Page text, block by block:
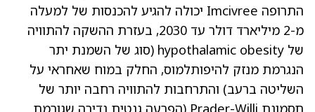
התרופה Imcivree יכולה להגיע להכנסות של למעלה
מ-2 מיליארד דולר עד 2030, בעזרת ההשקה להתוויה
של hypothalamic obesity (סוג של השמנת יתר
הנגרמת מנזק להיפותלמוס, החלק במוח שאחראי על
השליטה ברעב) והתרחבות להתוויה רחבה יותר של
תסמונת Prader-Willi (הפרעה גנטית נדירה שגורמת